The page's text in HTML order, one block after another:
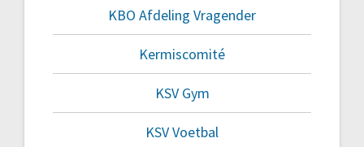
KBO Afdeling Vragender
Kermiscomité
KSV Gym
KSV Voetbal